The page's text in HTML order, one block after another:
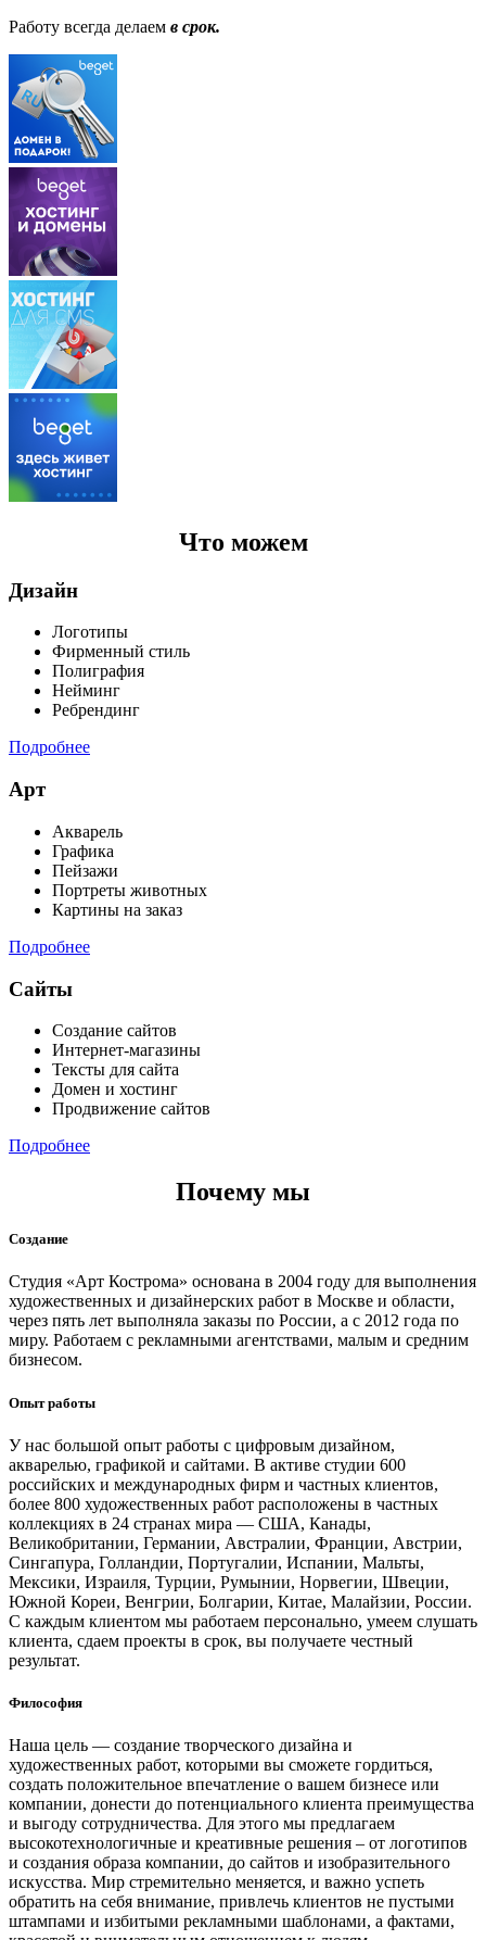
Работу всегда делаем в срок.
Что можем
Дизайн
Логотипы
Фирменный стиль
Полиграфия
Нейминг
Ребрендинг
Подробнее
Арт
Акварель
Графика
Пейзажи
Портреты животных
Картины на заказ
Подробнее
Сайты
Создание сайтов
Интернет-магазины
Тексты для сайта
Домен и хостинг
Продвижение сайтов
Подробнее
Почему мы
Создание
Студия «Арт Кострома» основана в 2004 году для выполнения
художественных и дизайнерских работ в Москве и области,
через пять лет выполняла заказы по России, а с 2012 года по
миру. Работаем с рекламными агентствами, малым и средним
бизнесом.
Опыт работы
У нас большой опыт работы с цифровым дизайном,
акварелью, графикой и сайтами. В активе студии 600
российских и международных фирм и частных клиентов,
более 800 художественных работ расположены в частных
коллекциях в 24 странах мира — США, Канады,
Великобритании, Германии, Австралии, Франции, Австрии,
Сингапура, Голландии, Португалии, Испании, Мальты,
Мексики, Израиля, Турции, Румынии, Норвегии, Швеции,
Южной Кореи, Венгрии, Болгарии, Китае, Малайзии, России.
С каждым клиентом мы работаем персонально, умеем слушать
клиента, сдаем проекты в срок, вы получаете честный
результат.
Философия
Наша цель — создание творческого дизайна и
художественных работ, которыми вы сможете гордиться,
создать положительное впечатление о вашем бизнесе или
компании, донести до потенциального клиента преимущества
и выгоду сотрудничества. Для этого мы предлагаем
высокотехнологичные и креативные решения – от логотипов
и создания образа компании, до сайтов и изобразительного
искусства. Мир стремительно меняется, и важно успеть
обратить на себя внимание, привлечь клиентов не пустыми
штампами и избитыми рекламными шаблонами, а фактами,